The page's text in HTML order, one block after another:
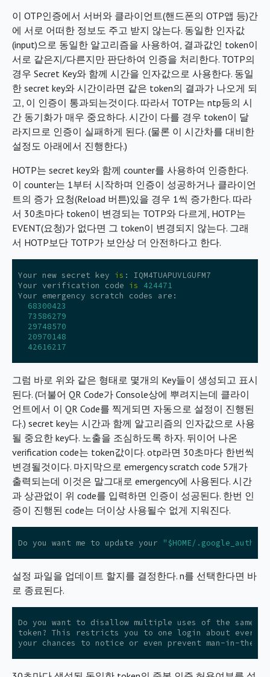
이 OTP인증에서 서버와 클라이언트(핸드폰의 OTP앱 등)간
에 서로 어떠한 정보도 주고 받지 않는다. 동일한 인자값
(input)으로 동일한 알고리즘을 사용하여, 결과값인 token이
서로 같은지/다른지만 판단하여 인증을 처리한다. TOTP의
경우 Secret Key와 함께 시간을 인자값으로 사용한다. 동일
한 secret key와 시간이라면 같은 token의 결과가 나오게 되
고, 이 인증이 통과되는것이다. 따라서 TOTP는 ntp등의 시
간 동기화가 매우 중요하다. 시간이 다를 경우 token이 달
라지므로 인증이 실패하게 된다. (물론 이 시간차를 대비한
설정도 아래에서 진행한다.)
HOTP는 secret key와 함께 counter를 사용하여 인증한다.
이 counter는 1부터 시작하며 인증이 성공하거나 클라이언
트의 증가 요청(Reload 버튼)있을 경우 1씩 증가한다. 따라
서 30초마다 token이 변경되는 TOTP와 다르게, HOTP는
EVENT(요청)가 없다면 그 token이 변경되지 않는다. 그래
서 HOTP보단 TOTP가 보안상 더 안전하다고 한다.
Your new secret key is :
IQM4TUAPUVLGUFM7
Your
verification code is
424471
Your
emergency scratch codes are :
68300423
73586279
29748570
20970148
42616217
그럼 바로 위와 같은 형태로 몇개의 Key들이 생성되고 표시
된다. (더불어 QR Code가 Console상에 뿌려지는데 클라이
언트에서 이 QR Code를 찍게되면 자동으로 설정이 진행된
다.) secret key는 시간과 함께 알고리즘의 인자값으로 사용
될 중요한 key다. 노출을 조심하도록 하자. 뒤이어 나온
verification code는 token값이다. otp라면 30초마다 한번씩
변경될것이다. 마지막으로 emergency scratch code 5개가
출력되는데 이것은 말그대로 emergency에 사용된다. 시간
과 상관없이 위 code를 입력하면 인증이 성공된다. 한번 인
증이 진행된 code는 더이상 사용될수 없게 지워진다.
Do you want me to update your "$HOME/
설정 파일을 업데이트 할지를 결정한다. n를 선택한다면 바
로 종료된다.
Do you want to disallow multiple uses of the same
token? This restricts you to one login about every